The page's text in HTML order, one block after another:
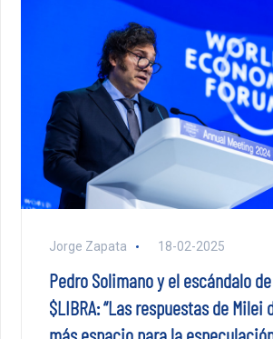
Jorge Zapata 18-02-2025
Pedro Solimano y el escándalo de
$LIBRA: “Las respuestas de Milei